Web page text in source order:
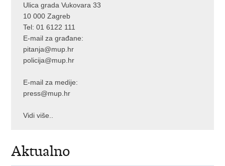
Ulica grada Vukovara 33
10 000 Zagreb
Tel:01 6122 111
E-mail za građane:
pitanja@mup.hr
policija@mup.hr
E-mail za medije:
press@mup.hr
Vidi više..
Aktualno